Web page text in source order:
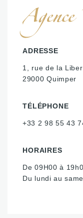
ADRESSE
1, rue de la
29000 Quimper
TÉLÉPHONE
+33 2 98 55 43
HORAIRES
De 09H00 à
Du lundi au